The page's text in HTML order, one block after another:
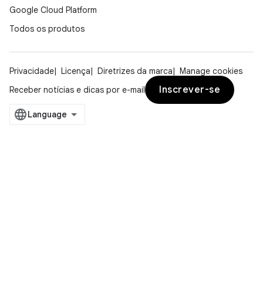
Google Cloud Platform
Todos os produtos
Privacidade Licença Diretrizes da marca
Manage cookies
Receber notícias e dicas por e-mail
Inscrever-se